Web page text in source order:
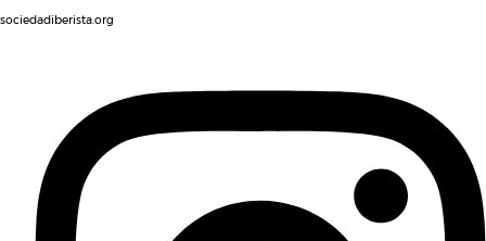
sociedadiberista.org